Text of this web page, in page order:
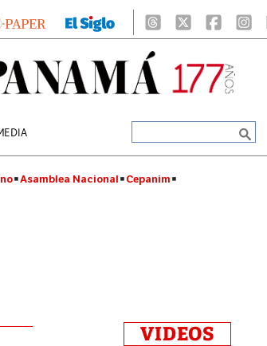
Asamblea Nacional Cepanim
VIDEOS